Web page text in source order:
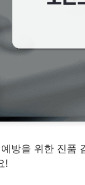
방을 위한 진품
!